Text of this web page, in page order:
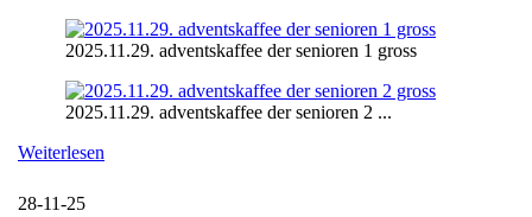
2025.11.29. adventskaffee der senioren 1 gross
2025.11.29. adventskaffee der senioren 2 ...
Weiterlesen
28-11-25